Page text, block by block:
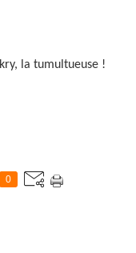
la tumultueuse !
0